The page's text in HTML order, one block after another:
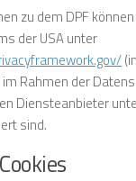
zu dem DPF
der USA unter
Rahmen der
Diensteanbieter
sind.